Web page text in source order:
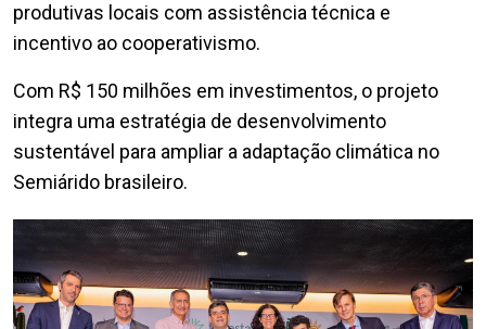
produtivas locais com assistência técnica e
incentivo ao cooperativismo.
Com R$ 150 milhões em investimentos, o projeto
integra uma estratégia de desenvolvimento
sustentável para ampliar a adaptação climática no
Semiárido brasileiro.